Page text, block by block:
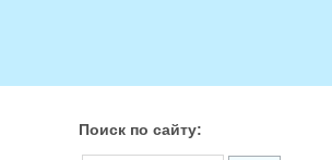
Поиск по сайту: